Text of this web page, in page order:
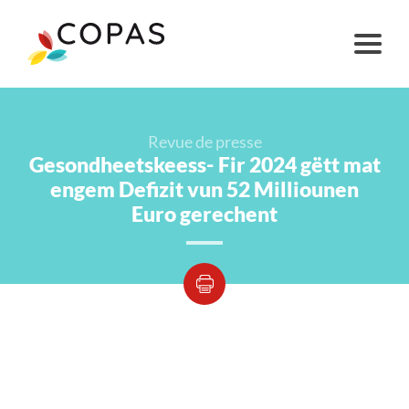
Revue de presse
Gesondheetskeess- Fir 2024 gëtt mat
engem Defizit vun 52 Milliounen
Euro gerechent